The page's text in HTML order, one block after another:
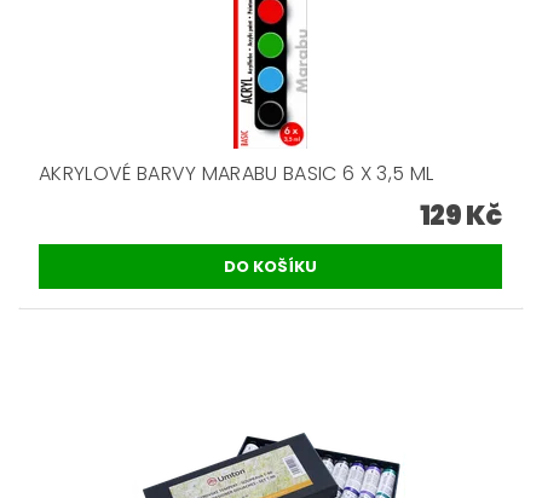
AKRYLOVÉ BARVY MARABU BASIC 6 X 3,5 ML
129 Kč